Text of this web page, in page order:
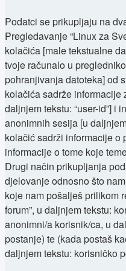
Podatci se prikupljaju na
Pregledavanje “Linux za
kolačića [male tekstualne
tvoje računalo u
pohranjivanja datoteka] od
kolačića sadrže
daljnjem tekstu: “user-id”] i
anonimnih sesija [u
kolačić sadrži informacije o
informacije o tome koje
Drugi način prikupljanja
djelovanje odnosno što
koje nam pošalješ prilikom
forum”, u daljnjem tekstu:
anonimni/a korisnik/ca, u
postanje) te (kada postaš
daljnjem tekstu: korisničko